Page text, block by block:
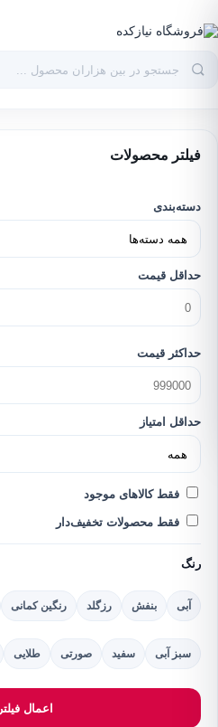
فیلتر محصولات
دسته‌بندی
حداقل قیمت
حداکثر قیمت
حداقل امتیاز
فقط کالاهای موجود
فقط محصولات تخفیف‌دار
رنگ
آبی بنفش رزگلد رنگین کمانی
سبز آبی سفید صورتی طلایی
اعمال فیلتر